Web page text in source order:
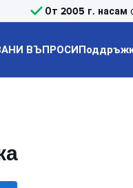
От 2005 г. насам
ВЪПРОСИ